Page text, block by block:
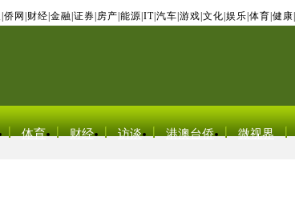
侨网 财经 金融 证券 房产 能源 IT| 汽车 游戏 文化 娱乐 体育 健康
体育 财经 访谈 港澳台侨 微视界